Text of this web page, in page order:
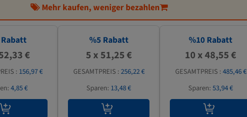
Mehr kaufen, weniger bezahlen
€
: 156,97 €
4,85 €
%5Rabatt
5 x 51,25 €
GESAMTPREIS :256,22 €
Sparen: 13,48 €
%10 Rabatt
10 x 48,55 €
GESAMTPREIS :485,46 €
Sparen:53,94 €